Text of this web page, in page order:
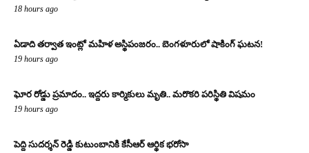
18 hours ago
ఏడాది తర్వాత ఇంట్లో మహిళ అస్థిపంజరం.. బెంగళూరులో షాకింగ్ ఘటన!
19 hours ago
ఘోర రోడ్డు ప్రమాదం.. ఇద్దరు కార్మికులు మృతి.. మరొకరి పరిస్థితి విషమం
19 hours ago
పెద్ది సుదర్శన్ రెడ్డి కుటుంబానికి కేసీఆర్ ఆర్థిక భరోసా